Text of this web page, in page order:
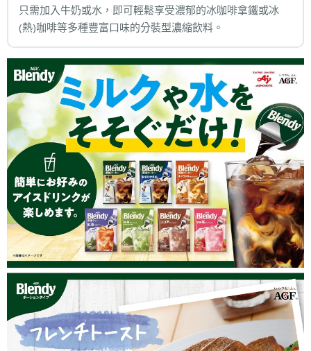
只需加入牛奶或水，即可輕鬆享受濃郁的冰咖啡拿鐵或冰
(熱)咖啡等多種豐富口味的分裝型濃縮飲料。